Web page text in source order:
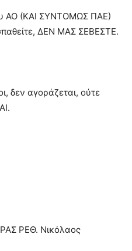
ΑΟ (ΚΑΙ ΣΥΝΤΟΜΩΣ ΠΑΕ)
ΔΕΝ ΜΑΣ ΣΕΒΕΣΤΕ.
δεν αγοράζεται, ούτε
ΡΕΘ. Νικόλαος